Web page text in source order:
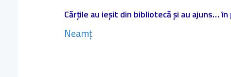
Cărțile au ieșit din bibliotecă și au ajuns… în
Neamț